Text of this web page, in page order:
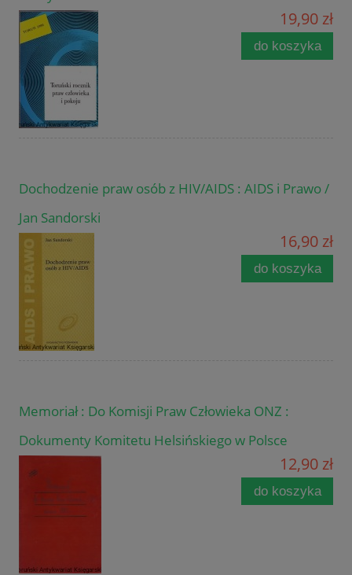
19,90 zł
do koszyka
Dochodzenie praw osób z HIV/AIDS : AIDS i Prawo /
Jan Sandorski
16,90 zł
do koszyka
Memoriał : Do Komisji Praw Człowieka ONZ :
Dokumenty Komitetu Helsińskiego w Polsce
12,90 zł
do koszyka